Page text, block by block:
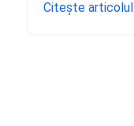
Citește articolul